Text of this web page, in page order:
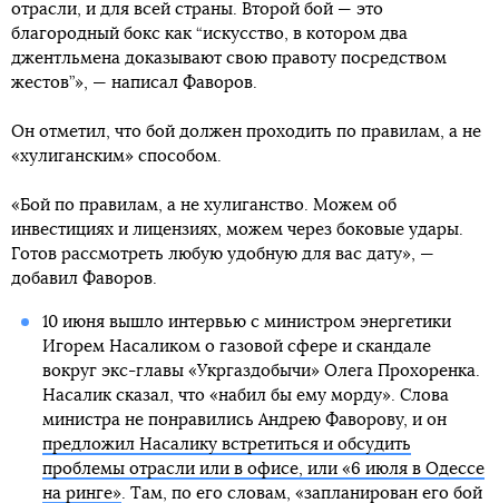
отрасли, и для всей страны. Второй бой — это
благородный бокс как “искусство, в котором два
джентльмена доказывают свою правоту посредством
жестов”», — написал Фаворов.
Он отметил, что бой должен проходить по правилам, а не
«хулиганским» способом.
«Бой по правилам, а не хулиганство. Можем об
инвестициях и лицензиях, можем через боковые удары.
Готов рассмотреть любую удобную для вас дату», —
добавил Фаворов.
10 июня вышло интервью с министром энергетики
Игорем Насаликом о газовой сфере и скандале
вокруг экс-главы «Укргаздобычи» Олега Прохоренка.
Насалик сказал, что «набил бы ему морду». Слова
министра не понравились Андрею Фаворову, и он
предложил Насалику встретиться и обсудить
проблемы отрасли или в офисе, или «6 июля в Одессе
на ринге». Там, по его словам, «запланирован его бой